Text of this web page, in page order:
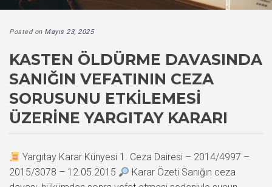
Posted on Mayıs 23, 2025
KASTEN ÖLDÜRME DAVASINDA
SANIĞIN VEFATININ CEZA
SORUSUNU ETKILEMESI
ÜZERINE YARGITAY KARARI
Yargıtay Karar Künyesi 1. Ceza Dairesi – 2014/4997 –
2015/3078 – 12.05.2015
Karar Özeti Sanığın ceza